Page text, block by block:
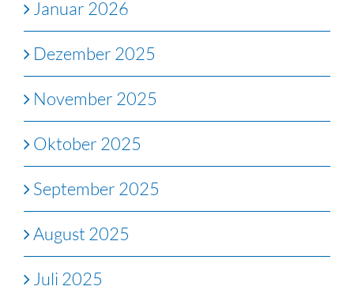
Januar 2026
Dezember 2025
November 2025
Oktober 2025
September 2025
August 2025
Juli 2025